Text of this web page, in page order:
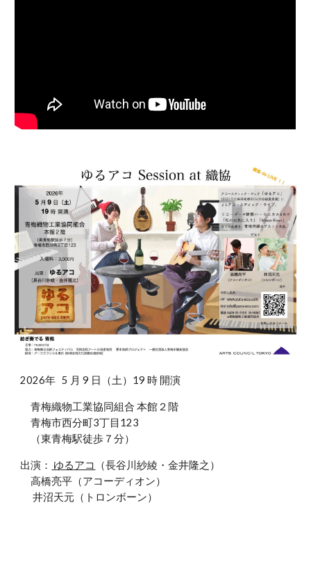
2026年 5 月 9 日（土）19 時 開演
青梅織物工業協同組合 本館２階
青梅市西分町3丁目123
（東青梅駅徒歩７分）
出演： ゆるアコ
（長谷川紗綾・金井隆之）
高橋亮平（アコーディオン）
井沼天元（トロンボーン）